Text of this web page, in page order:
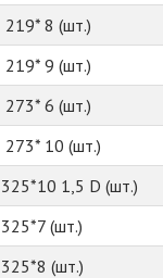
219* 8 (шт.)
219* 9 (шт.)
273* 6 (шт.)
273* 10 (шт.)
325*10 1,5 D (шт.)
325*7 (шт.)
325*8 (шт.)